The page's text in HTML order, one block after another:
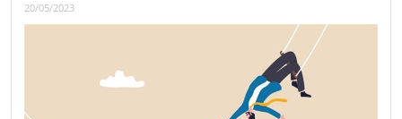
20/05/2023